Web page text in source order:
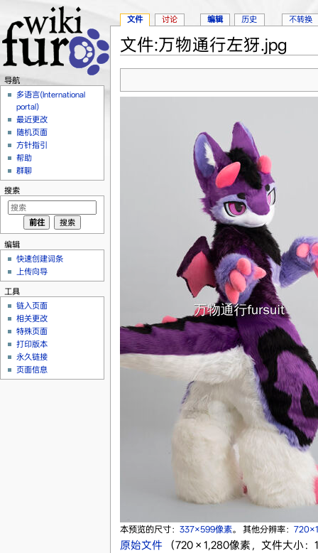
文件:万物通行左犽.jpg
本预览的尺寸： 337×599像素。 其他分辨率：
原始文件‎ （720 × 1,280像素，文件大小
文件 讨论 编辑 历史 不转换
导航
多语言(International
portal)
最近更改
随机页面
方针指引
帮助
群聊
搜索
编辑
快速创建词条
上传向导
工具
链入页面
相关更改
特殊页面
打印版本
永久链接
页面信息